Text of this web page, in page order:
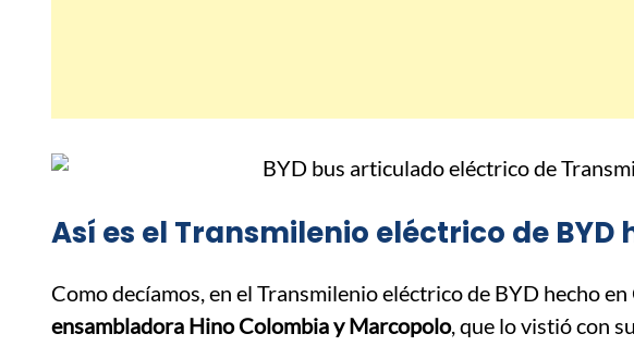
Así es el Transmilenio eléctrico de BYD
Como decíamos, en el Transmilenio eléctrico de BYD hecho
ensambladora Hino Colombia y Marcopolo, que lo vistió con